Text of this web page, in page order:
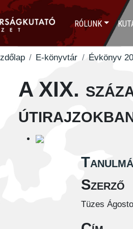
RÓLUNK
E-könyvtár Évkönyv
A XIX.
Szerző
Tüzes